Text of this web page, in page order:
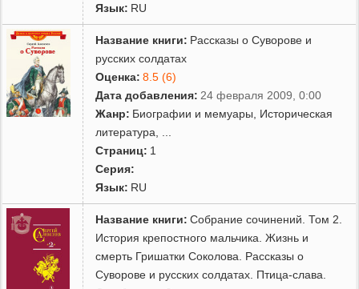
Язык: RU
Название книги: Рассказы о Суворове и
русских солдатах
Оценка: 8.5 (6)
Дата добавления: 24 февраля 2009, 0:00
Жанр: Биографии и мемуары
Историческая
литература
Страниц: 1
Серия:
Язык: RU
Название книги: Собрание сочинений. Том 2.
История крепостного мальчика. Жизнь и
смерть Гришатки Соколова. Рассказы о
Суворове и русских солдатах. Птица-слава.